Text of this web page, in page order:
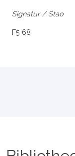
Signatur / Stao
F5 68